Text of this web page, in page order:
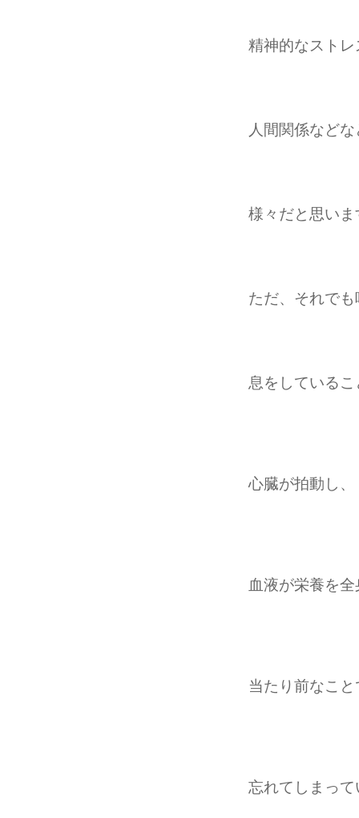
精神的なストレ
人間関係など
様々だと思いま
ただ、それで
息をしている
心臓が拍動し、
血液が栄養を
当たり前なこ
忘れてしまっ